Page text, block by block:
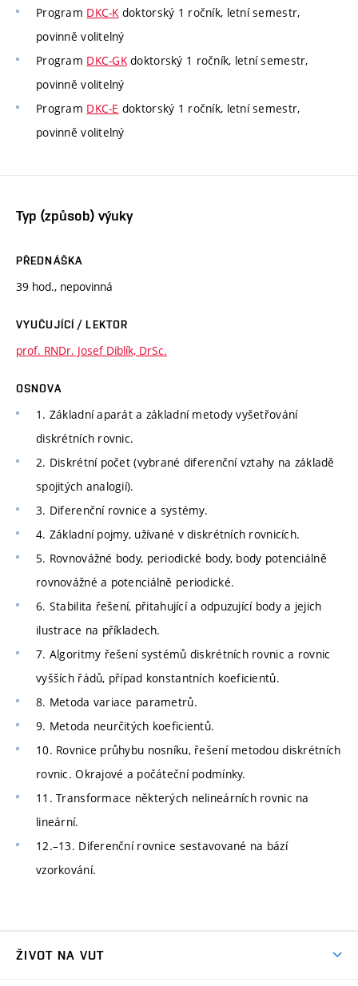
Program DKC-Kdoktorský 1 ročník, letní semestr,
povinně volitelný
Program DKC-GKdoktorský 1 ročník, letní semestr,
povinně volitelný
Program DKC-E doktorský 1 ročník, letní semestr,
povinně volitelný
Typ (způsob) výuky
PŘEDNÁŠKA
39 hod., nepovinná
VYUČUJÍCÍ / LEKTOR
prof. RNDr. Josef Diblík, DrSc.
OSNOVA
1. Základní aparát a základní metody vyšetřování
diskrétních rovnic.
2. Diskrétní počet (vybrané diferenční vztahy na základě
spojitých analogií).
3. Diferenční rovnice a systémy.
4. Základní pojmy, užívané v diskrétních rovnicích.
5. Rovnovážné body, periodické body, body potenciálně
rovnovážné a potenciálně periodické.
6. Stabilita řešení, přitahující a odpuzující body a jejich
ilustrace na příkladech.
7. Algoritmy řešení systémů diskrétních rovnic a rovnic
vyšších řádů, případ konstantních koeficientů.
8. Metoda variace parametrů.
9. Metoda neurčitých koeficientů.
10. Rovnice průhybu nosníku, řešení metodou diskrétních
rovnic. Okrajové a počáteční podmínky.
11. Transformace některých nelineárních rovnic na
lineární.
12.–13. Diferenční rovnice sestavované na bází
vzorkování.
ŽIVOT NA VUT